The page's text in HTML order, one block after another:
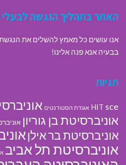
האתר בתהליך הנגשה לבעלי
אנו עושים כל מאמץ להשלים את
בבעיה אנא פנה אלינו!
תגיות
HIT sce אגודת הסטודנטים
אוניברסיטת בן גוריון
אוניברסיטת בר אילן
אוניברסיטת תל אביב